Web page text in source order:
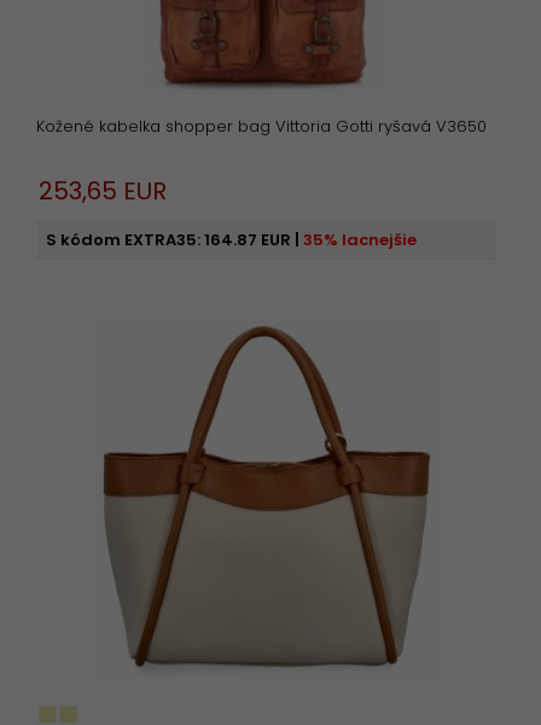
Kožené kabelka shopper bag Vittoria Gotti ryšavá V3650
253,65 EUR
S kódom EXTRA35:164.87 EUR 35% lacnejšie